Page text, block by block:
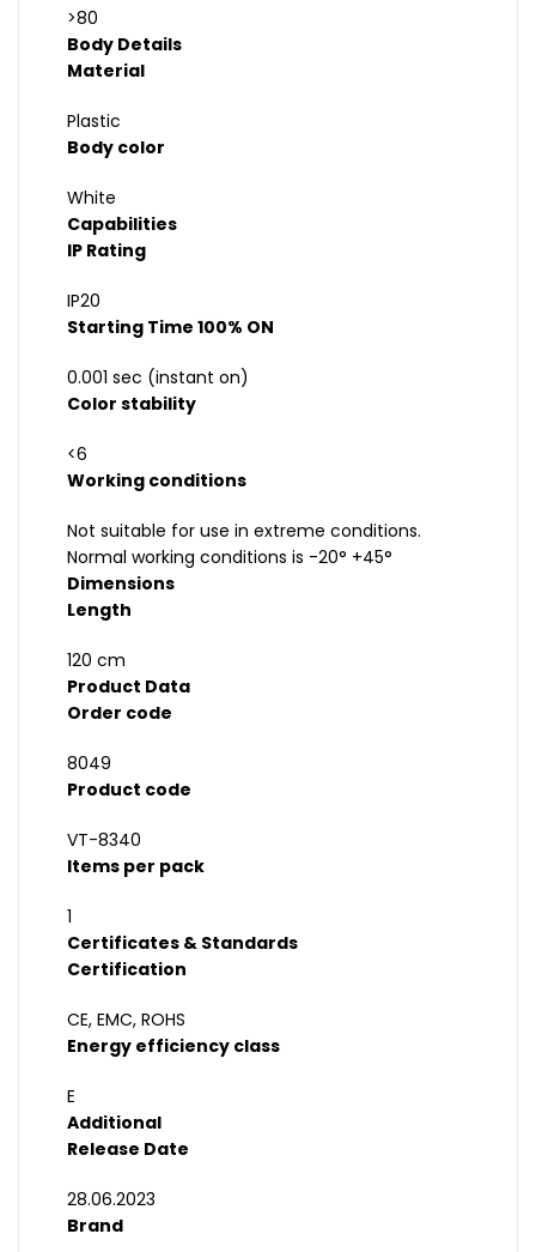
>80
Body Details
Material
Plastic
Body color
White
Capabilities
IP Rating
IP20
Starting Time 100% ON
0.001 sec (instant on)
Color stability
<6
Working conditions
Not suitable for use in extreme conditions.
Normal working conditions is -20° +45°
Dimensions
Length
120 cm
Product Data
Order code
8049
Product code
VT-8340
Items per pack
1
Certificates & Standards
Certification
CE, EMC, ROHS
Energy efficiency class
E
Additional
Release Date
28.06.2023
Brand